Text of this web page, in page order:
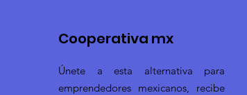
Cooperativa mx
Únete a esta alternativa para
emprendedores mexicanos, recibe